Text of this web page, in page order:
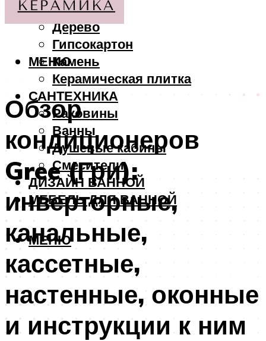
МАТЕРИАЛЫ
Дерево
Гипсокартон
Камень
Керамическая плитка
САНТЕХНИКА
Раковины
Ванны
Душевые кабины
Смесители
ДИЗАЙН ВАННОЙ
МЕБЕЛЬ ДЛЯ ВАННОЙ
МЕНЮ
МЕНЮ
Обзор
кондиционеров
Gree (Гри):
инверторные,
канальные,
кассетные,
настенные, оконные
и инструкции к ним